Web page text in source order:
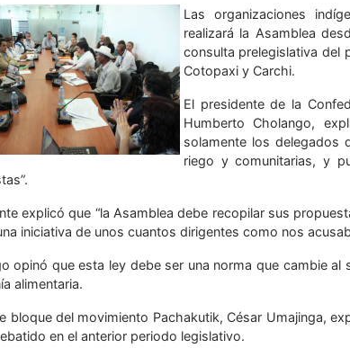
Las organizaciones
realizará la Asamblea
consulta prelegislativa del
Cotopaxi y Carchi.
El presidente de la
Humberto Cholango,
solamente los delegados
riego y comunitarias, y
explicó que “la Asamblea debe recopilar sus
iniciativa de unos cuantos dirigentes como nos
opinó que esta ley debe ser una norma que cambie
alimentaria.
bloque del movimiento Pachakutik, César Umajinga,
en el anterior periodo legislativo.